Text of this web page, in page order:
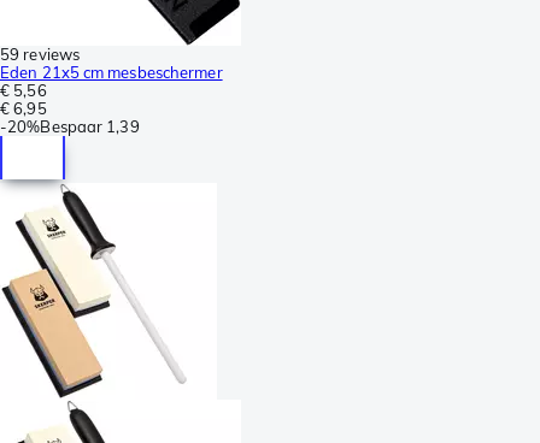
59 reviews
Eden 21x5 cm mesbeschermer
€ 5,56
€ 6,95
-20%Bespaar 1,39